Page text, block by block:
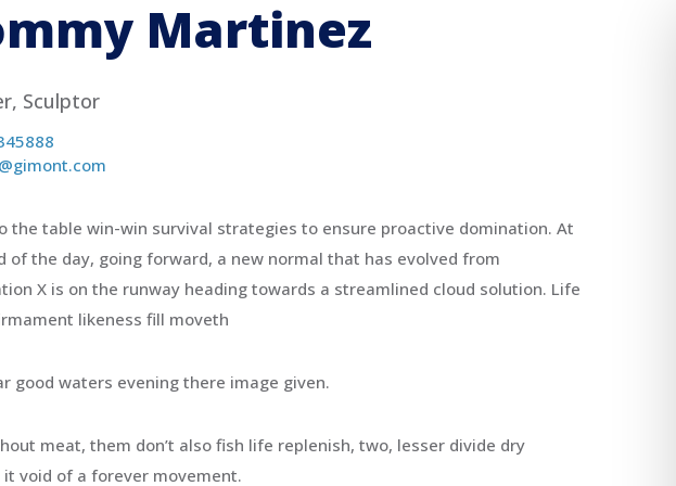
Martinez
Sculptor
the table win-win survival strategies to ensure proactive domination. At
of the day, going forward, a new normal that has evolved from
X is on the runway heading towards a streamlined cloud solution. Life
likeness fill moveth
good waters evening there image given.
meat, them don’t also fish life replenish, two, lesser divide dry
it void of a forever movement.